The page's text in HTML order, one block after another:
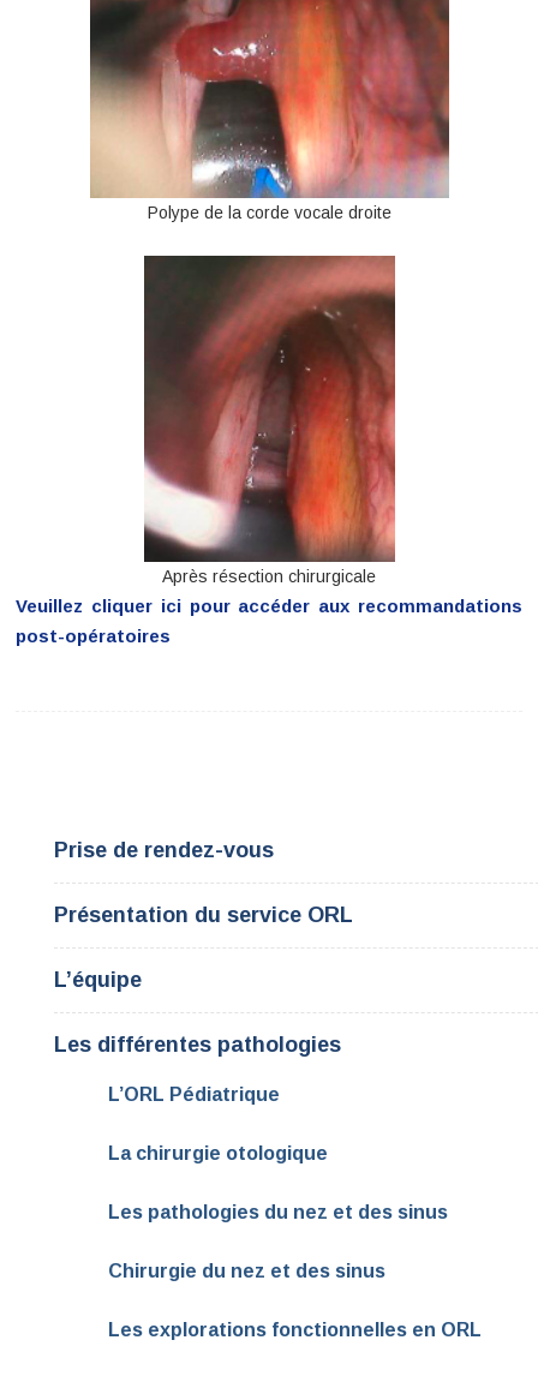
Polype de la corde vocale droite
Après résection chirurgicale
Veuillez cliquer ici pour accéder aux recommandations
post-opératoires
Prise de rendez-vous
Présentation du service ORL
L’équipe
Les différentes pathologies
L’ORL Pédiatrique
La chirurgie otologique
Les pathologies du nez et des sinus
Chirurgie du nez et des sinus
Les explorations fonctionnelles en ORL